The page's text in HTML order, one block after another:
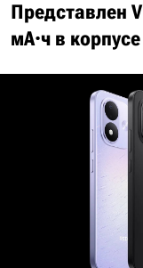
Представлен
мА·ч в